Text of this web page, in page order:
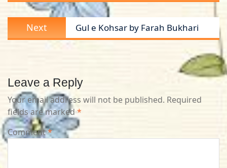
Next
Next
post:
Gul e Kohsar by Farah Bukhari
Leave a Reply
Your email address will not be published. Required
fields are marked*
Comment*